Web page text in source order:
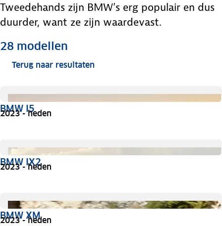
Tweedehands zijn BMW’s erg populair en dus
duurder, want ze zijn waardevast.
28 modellen
Terug naar resultaten
BMW I5
2023 - heden
BMW IX2
2023 - heden
BMW XM
2023 - heden